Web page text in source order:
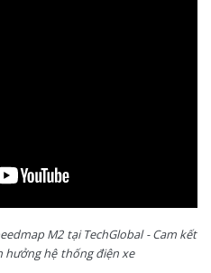
M2 tại TechGlobal - Cam kết
hưởng hệ thống điện xe